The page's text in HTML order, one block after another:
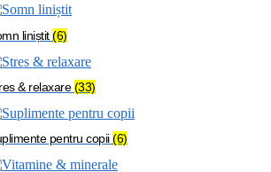
liniștit(6)
& relaxare(33)
pentru copii(6)